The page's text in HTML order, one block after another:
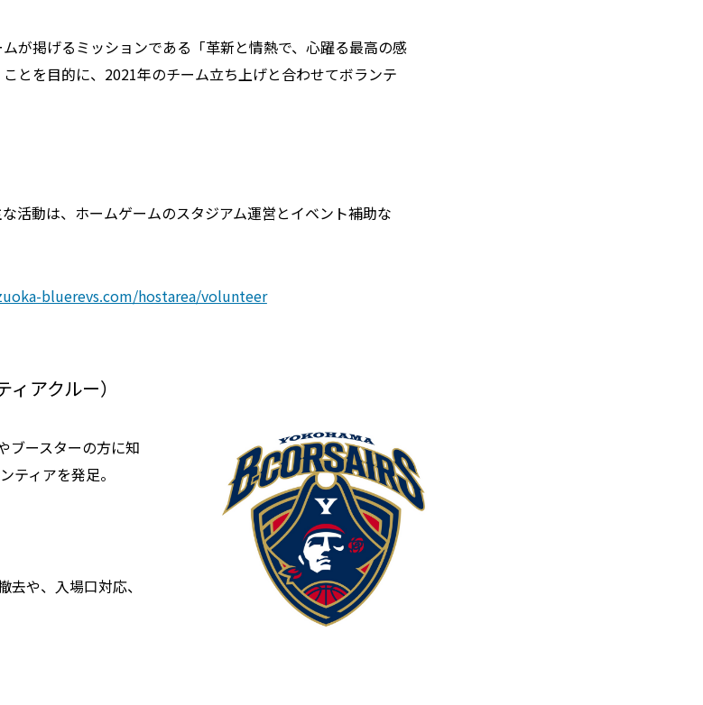
ムが掲げるミッションである「革新と情熱で、心躍る最高の感
とを目的に、2021年のチーム立ち上げと合わせてボランテ
活動は、ホームゲームのスタジアム運営とイベント補助な
bluerevs.com/hostarea/volunteer
アクルー）
ブースターの方に知
ティアを発足。
や、入場口対応、